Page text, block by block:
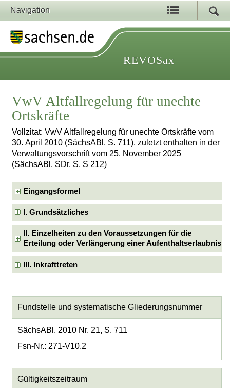
Navigation
REVOSax
VwV Altfallregelung für unechte
Ortskräfte
Vollzitat: VwV Altfallregelung für unechte Ortskräfte vom
30. April 2010 (SächsABl. S. 711), zuletzt enthalten in der
Verwaltungsvorschrift vom 25. November 2025
(SächsABl. SDr. S. S 212)
Eingangsformel
I. Grundsätzliches
II. Einzelheiten zu den Voraussetzungen für die
Erteilung oder Verlängerung einer Aufenthaltserlaubnis
III. Inkrafttreten
Fundstelle und systematische Gliederungsnummer
SächsABl. 2010 Nr. 21, S. 711
Fsn-Nr.: 271-V10.2
Gültigkeitszeitraum